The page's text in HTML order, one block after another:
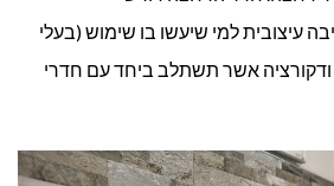
עיצובית למי שיעשו בו שימוש (בעלי
אשר תשתלב ביחד עם חדרי